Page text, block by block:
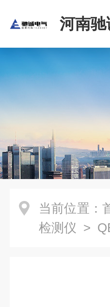
河南
当前位置：
检测仪 >